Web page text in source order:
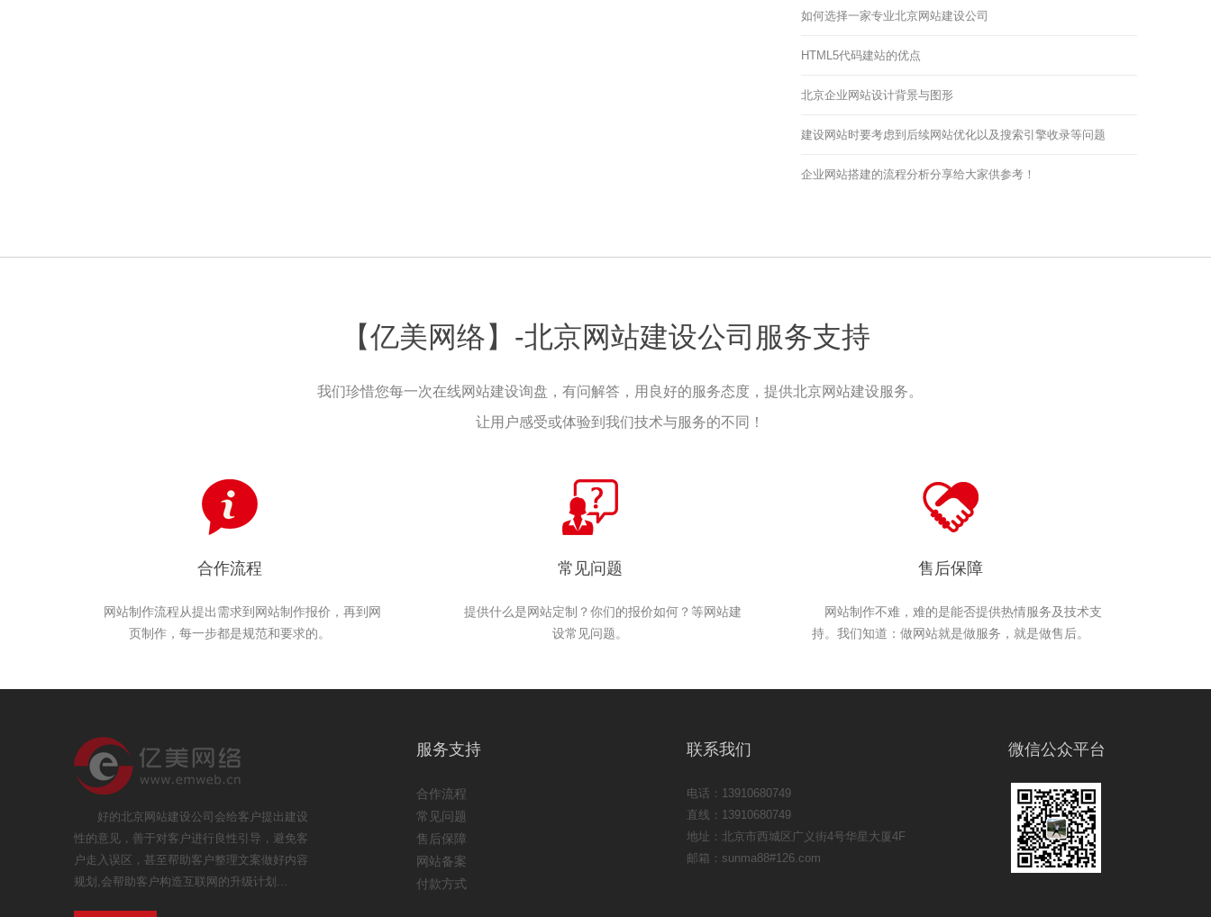
如何选择一家专业北京网站建设公司
HTML5代码建站的优点
北京企业网站设计背景与图形
建设网站时要考虑到后续网站优化以及搜索引擎收录等问题
企业网站搭建的流程分析分享给大家供参考！
【亿美网络】-北京网站建设公司服务支持
我们珍惜您每一次在线网站建设询盘，有问解答，用良好的服务态度，提供北京网站建设服务。
让用户感受或体验到我们技术与服务的不同！
合作流程
网站制作流程从提出需求到网站制作报价，再到网
页制作，每一步都是规范和要求的。
常见问题
提供什么是网站定制？你们的报价如何？等网站建
设常见问题。
售后保障
网站制作不难，难的是能否提供热情服务及技术支
持。我们知道：做网站就是做服务，就是做售后。
好的北京网站建设公司会给客户提出建设
性的意见，善于对客户进行良性引导，避免客
户走入误区，甚至帮助客户整理文案做好内容
规划,会帮助客户构造互联网的升级计划...
服务支持
合作流程
常见问题
售后保障
网站备案
付款方式
联系我们
电话：13910680749
直线：13910680749
地址：北京市西城区广义街4号华星大厦4F
邮箱：sunma88#126.com
微信公众平台